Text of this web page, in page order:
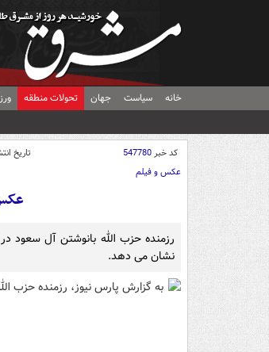
خانه سیاست جهان تحولات منطقه
کد خبر547780 تاریخ
عکس و فیلم
رزمنده حزب الله بانوشتن آل سعود
نشان می دهد.